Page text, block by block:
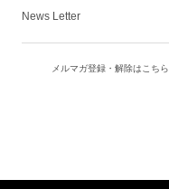
News Letter
メルマガ登録・解除はこちら